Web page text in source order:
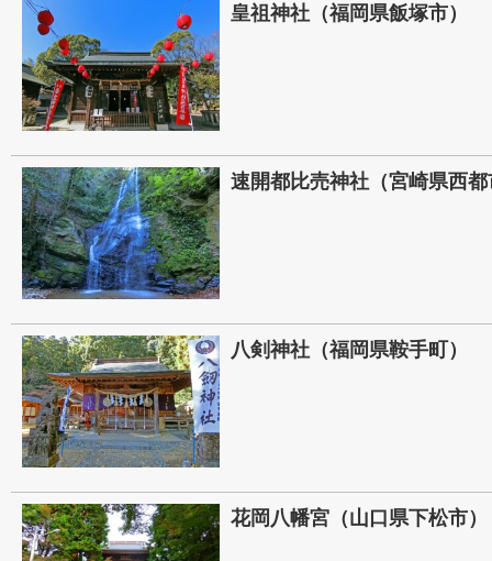
皇祖神社（福岡県飯塚市）
速開都比売神社（宮崎県西
八剣神社（福岡県鞍手町）
花岡八幡宮（山口県下松市）